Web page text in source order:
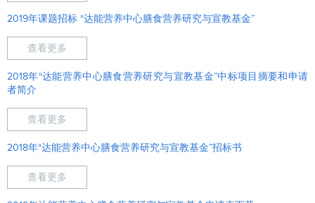
2019年课题招标 “达能营养中心膳食营养研究与宣教基金”
查看更多
2018年“达能营养中心膳食营养研究与宣教基金”中标项目摘要和申请
者简介
查看更多
2018年“达能营养中心膳食营养研究与宣教基金”招标书
查看更多